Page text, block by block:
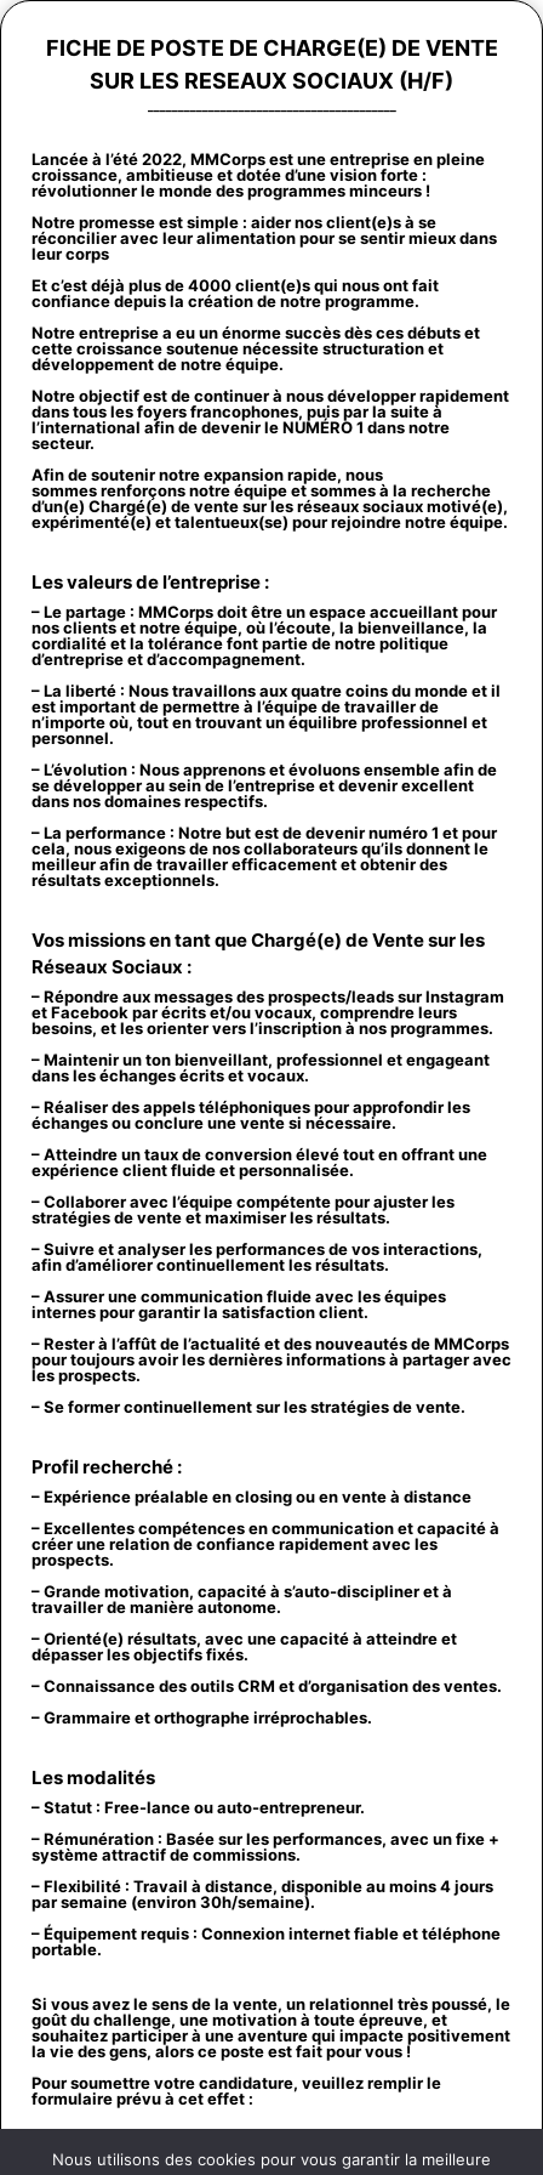
Aller
FICHE DE POSTE DE CHARGE(E) DE VENTE
SUR LES RESEAUX SOCIAUX (H/F)
Lancée à l’été 2022, MMCorps est une entreprise en pleine
croissance, ambitieuse et dotée d’une vision forte :
révolutionner le monde des programmes minceurs !
Notre promesse est simple : aider nos client(e)s à se
réconcilier avec leur alimentation pour se sentir mieux dans
leur corps
Et c’est déjà plus de 4000 client(e)s qui nous ont fait
confiance depuis la création de notre programme.
Notre entreprise a eu un énorme succès dès ces débuts et
cette croissance soutenue nécessite structuration et
développement de notre équipe.
Notre objectif est de continuer à nous développer rapidement
dans tous les foyers francophones, puis par la suite à
l’international afin de devenir le NUMÉRO 1 dans notre
secteur.
Afin de soutenir notre expansion rapide, nous
sommes renforçons notre équipe et sommes à la recherche
d’un(e) Chargé(e) de vente sur les réseaux sociaux motivé(e),
expérimenté(e) et talentueux(se) pour rejoindre notre équipe.
Les valeurs de l’entreprise :
–Le partage : MMCorps doit être un espace accueillant pour
nos clients et notre équipe, où l’écoute, la bienveillance, la
cordialité et la tolérance font partie de notre politique
d’entreprise et d’accompagnement.
–La liberté : Nous travaillons aux quatre coins du monde et il
est important de permettre à l’équipe de travailler de
n’importe où, tout en trouvant un équilibre professionnel et
personnel.
–L’évolution : Nous apprenons et évoluons ensemble afin de
se développer au sein de l’entreprise et devenir excellent
dans nos domaines respectifs.
–La performance : Notre but est de devenir numéro 1 et pour
cela, nous exigeons de nos collaborateurs qu’ils donnent le
meilleur afin de travailler efficacement et obtenir des
résultats exceptionnels.
Vos missions en tant que Chargé(e) de Vente sur les
Réseaux Sociaux :
–Répondre aux messagesdes prospects/leads surInstagram
et Facebook parécrits et/ou vocaux, comprendre leurs
besoins, et les orienter vers l’inscription à nos programmes.
– Maintenir un tonbienveillant, professionnel et engageant
dans les échanges écrits et vocaux.
– Réaliser des appels téléphoniquespour approfondir les
échanges ou conclure une vente si nécessaire.
– Atteindre untaux de conversion élevétout en offrant une
expérience client fluide et personnalisée.
– Collaborer avec l’équipecompétente pour ajuster les
stratégies de vente et maximiser les résultats.
– Suivre etanalyser les performancesde vos interactions,
afin d’améliorer continuellement les résultats.
– Assurer une communication fluideavec les équipes
internes pour garantir la satisfaction client.
– Rester à l’affût de l’actualitéet des nouveautés de MMCorps
pour toujours avoir les dernières informations à partager avec
les prospects.
– Se formercontinuellement sur les stratégies de vente.
Profil recherché :
– Expérience préalable en closing ou en vente à distance
– Excellentes compétences en communication et capacité à
créer une relation de confiance rapidement avec les
prospects.
– Grande motivation, capacité à s’auto-discipliner et à
travailler de manière autonome.
– Orienté(e) résultats, avec une capacité à atteindre et
dépasser les objectifs fixés.
– Connaissance des outils CRM et d’organisation des ventes.
– Grammaire et orthographe irréprochables.
Les modalités
–Statut : Free-lance ou auto-entrepreneur.
–Rémunération : Basée sur les performances, avec un fixe +
système attractif de commissions.
– Flexibilité : Travail à distance, disponible au moins 4 jours
par semaine (environ 30h/semaine).
– Équipement requis : Connexion internet fiable et téléphone
portable.
Si vous avez le sens de la vente, un relationnel très poussé, le
goût du challenge, une motivation à toute épreuve, et
souhaitez participer à une aventure qui impacte positivement
la vie des gens, alors ce poste est fait pour vous !
Pour soumettre votre candidature, veuillez remplir le
formulaire prévu à cet effet :
Nous utilisons des cookies pour vous garantir la meilleure